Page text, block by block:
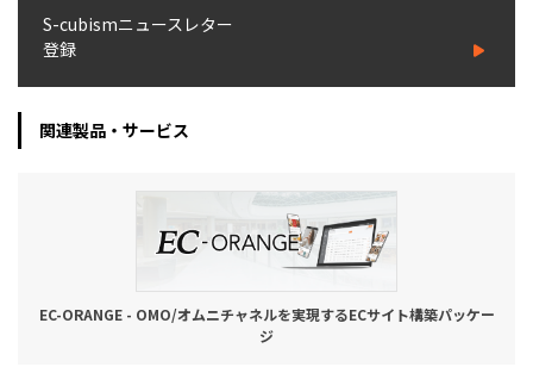
S-cubismニュースレター
登録
関連製品・サービス
EC-ORANGE - OMO/オムニチャネルを実現するECサイト構築パッケー
ジ